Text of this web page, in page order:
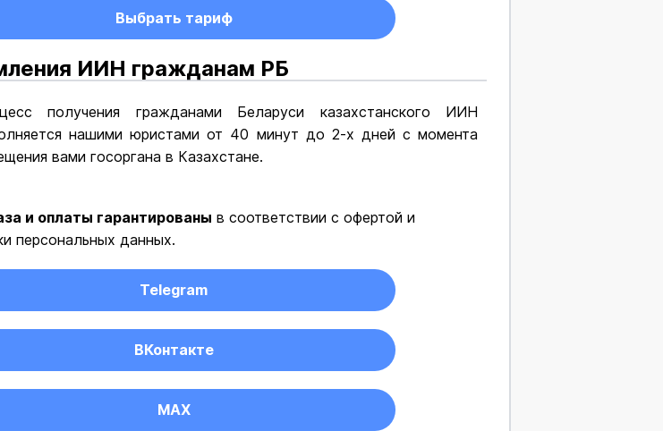
Выбрать тариф
ИИН гражданам РБ
получения гражданами Беларуси казахстанского ИИН
нашими юристами от 40 минут до 2-х дней с момента
вами госоргана в Казахстане.
и оплаты гарантированы в соответствии с офертой и
персональных данных.
Telegram
ВКонтакте
MAX